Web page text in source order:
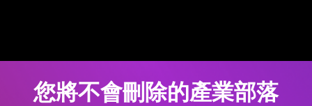
您將不會刪除的產業部落